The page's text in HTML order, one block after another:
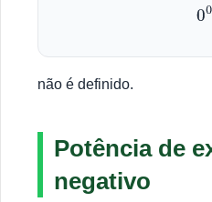
00
não é definido.
Potência de
negativo